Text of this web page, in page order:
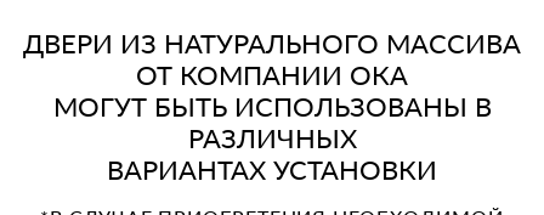
ДВЕРИ ИЗ НАТУРАЛЬНОГО МАССИВА
ОТ КОМПАНИИ ОКА
МОГУТ БЫТЬ ИСПОЛЬЗОВАНЫ В
РАЗЛИЧНЫХ
ВАРИАНТАХ УСТАНОВКИ